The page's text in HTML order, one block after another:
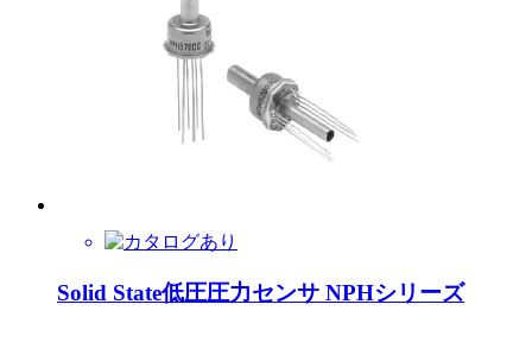
Solid State低圧圧力センサ NPHシリーズ